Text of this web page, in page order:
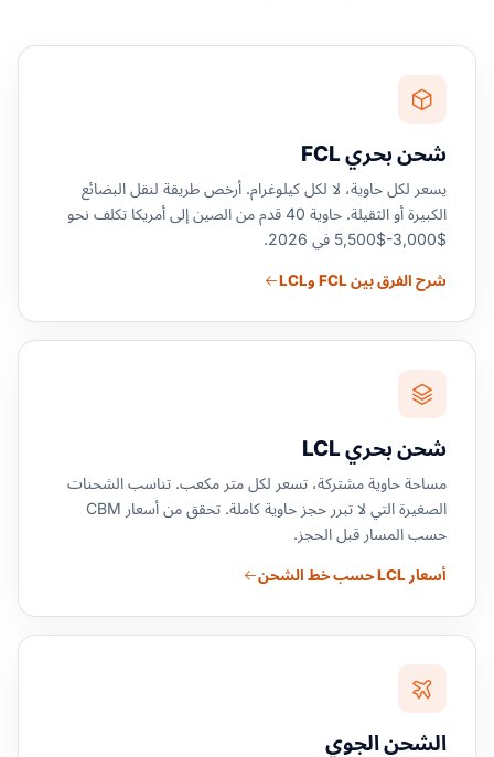
شحن بحري FCL
يسعر لكل حاوية، لا لكل كيلوغرام. أرخص طريقة لنقل البضائع
الكبيرة أو الثقيلة. حاوية 40 قدم من الصين إلى أمريكا تكلف نحو
$3,000-$5,500 في 2026.
شرح الفرق بين FCL وLCL
شحن بحري LCL
مساحة حاوية مشتركة، تسعر لكل متر مكعب. تناسب الشحنات
الصغيرة التي لا تبرر حجز حاوية كاملة. تحقق من أسعار CBM
حسب المسار قبل الحجز.
أسعار LCL حسب خط الشحن
الشحن الجوي